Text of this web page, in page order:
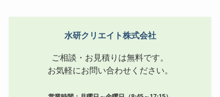
水研クリエイト株式会社
ご相談・お見積りは無料です。
お気軽にお問い合わせください。